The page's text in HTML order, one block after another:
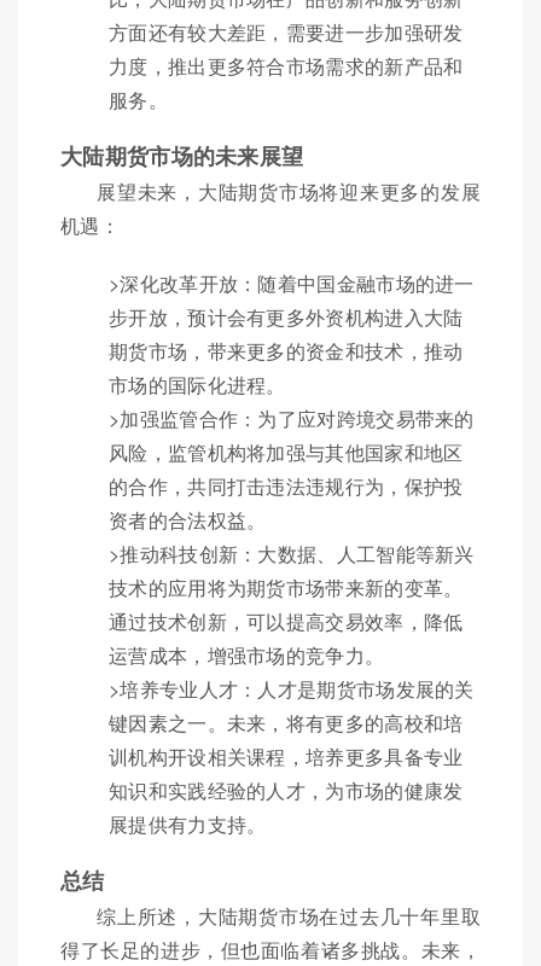
方面还有较大差距，需要进一步加强研发
力度，推出更多符合市场需求的新产品和
服务。
大陆期货市场的未来展望
展望未来，大陆期货市场将迎来更多的发展
机遇：
>深化改革开放：随着中国金融市场的进一
步开放，预计会有更多外资机构进入大陆
期货市场，带来更多的资金和技术，推动
市场的国际化进程。
>加强监管合作：为了应对跨境交易带来的
风险，监管机构将加强与其他国家和地区
的合作，共同打击违法违规行为，保护投
资者的合法权益。
>推动科技创新：大数据、人工智能等新兴
技术的应用将为期货市场带来新的变革。
通过技术创新，可以提高交易效率，降低
运营成本，增强市场的竞争力。
>培养专业人才：人才是期货市场发展的关
键因素之一。未来，将有更多的高校和培
训机构开设相关课程，培养更多具备专业
知识和实践经验的人才，为市场的健康发
展提供有力支持。
总结
综上所述，大陆期货市场在过去几十年里取
得了长足的进步，但也面临着诸多挑战。未来，